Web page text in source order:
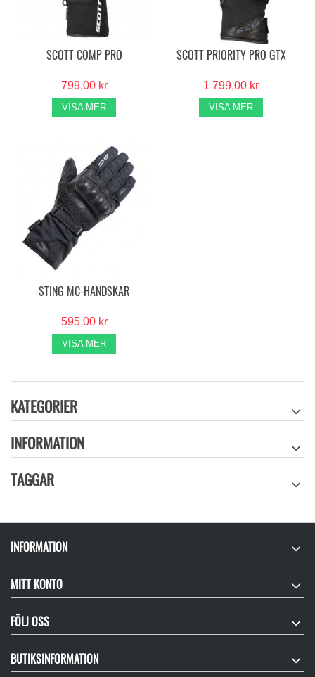
SCOTT COMP PRO
799,00 kr
VISA MER
SCOTT PRIORITY PRO GTX
1 799,00 kr
VISA MER
STING MC-HANDSKAR
595,00 kr
VISA MER
KATEGORIER
INFORMATION
TAGGAR
INFORMATION
MITT KONTO
FÖLJ OSS
BUTIKSINFORMATION